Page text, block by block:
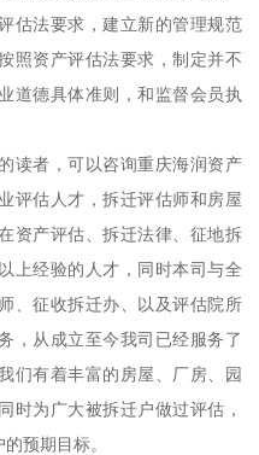
估法要求，建立新的管理规范
照资产评估法要求，制定并不
道德具体准则，和监督会员执
读者，可以咨询重庆海润资产
评估人才，拆迁评估师和房屋
资产评估、拆迁法律、征地拆
上经验的人才，同时本司与全
、征收拆迁办、以及评估院所
，从成立至今我司已经服务了
们有着丰富的房屋、厂房、园
时为广大被拆迁户做过评估，
预期目标。